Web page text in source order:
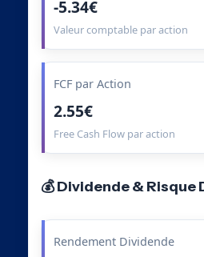
-5.34€
Valeur comptable par action
FCF par Action
2.55€
Free Cash Flow par action
💰 Dividende & Risque
Rendement Dividende